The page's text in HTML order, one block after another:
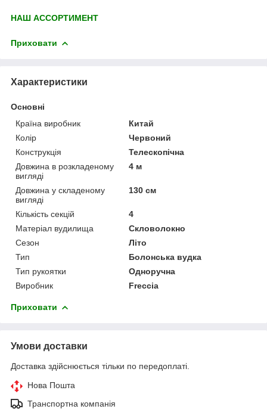
НАШ АССОРТИМЕНТ
Приховати
Характеристики
Основні
Країна виробник
Китай
Колір
Червоний
Конструкція
Телескопічна
Довжина в розкладеному
вигляді
4 м
Довжина у складеному
вигляді
130 см
Кількість секцій
4
Матеріал вудилища
Скловолокно
Сезон
Літо
Тип
Болонська вудка
Тип рукоятки
Одноручна
Виробник
Freccia
Приховати
Умови доставки
Доставка здійснюється тільки по передоплаті.
Нова Пошта
Транспортна компанія